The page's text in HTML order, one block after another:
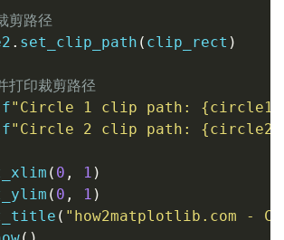
剪路径
. set_clip_path ( clip_rect )
打印裁剪路径
f"Circle 1 clip path: {circle1
f"Circle 2 clip path: {circle2
( 0 , 1 )
( 0 , 1 )
( "how2matplotlib.com -